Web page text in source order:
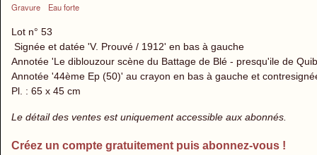
Gravure
Eau forte
Lot n° 53
Signée et datée 'V. Prouvé / 1912' en bas à gauche
Annotée 'Le diblouzour scène du Battage de Blé - presqu'ile de
Annotée '44ème Ep (50)' au crayon en bas à gauche et
Pl. : 65 x 45 cm
Le détail des ventes est uniquement accessible aux abonnés.
Créez un compte gratuitement puis abonnez-vous !